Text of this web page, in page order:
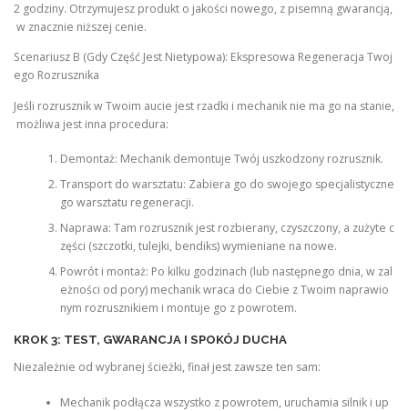
2 godziny. Otrzymujesz produkt o jakości nowego, z pisemną gwarancją,
w znacznie niższej cenie.
Scenariusz B (Gdy Część Jest Nietypowa): Ekspresowa Regeneracja Twoj
ego Rozrusznika
Jeśli rozrusznik w Twoim aucie jest rzadki i mechanik nie ma go na stanie,
możliwa jest inna procedura:
Demontaż: Mechanik demontuje Twój uszkodzony rozrusznik.
Transport do warsztatu: Zabiera go do swojego specjalistyczne
go warsztatu regeneracji.
Naprawa: Tam rozrusznik jest rozbierany, czyszczony, a zużyte c
zęści (szczotki, tulejki, bendiks) wymieniane na nowe.
Powrót i montaż: Po kilku godzinach (lub następnego dnia, w zal
eżności od pory) mechanik wraca do Ciebie z Twoim naprawio
nym rozrusznikiem i montuje go z powrotem.
KROK 3: TEST, GWARANCJA I SPOKÓJ DUCHA
Niezależnie od wybranej ścieżki, finał jest zawsze ten sam:
Mechanik podłącza wszystko z powrotem, uruchamia silnik i up